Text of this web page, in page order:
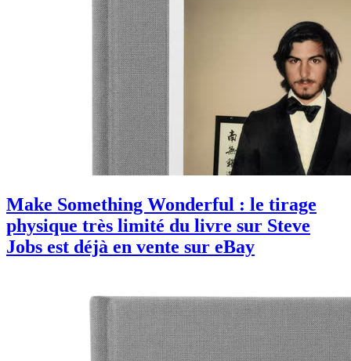
Make Something Wonderful : le tirage
physique très limité du livre sur Steve
Jobs est déjà en vente sur eBay